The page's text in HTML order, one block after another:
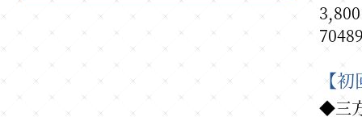
【
◆三